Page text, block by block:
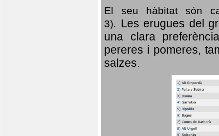
El seu hàbitat són
3). Les erugues del
una clara
pereres i pomeres,
salzes.